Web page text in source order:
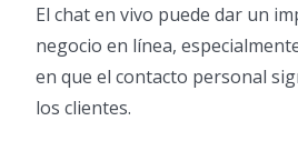
El chat en vivo puede dar un
negocio en línea,
en que el contacto personal
los clientes.